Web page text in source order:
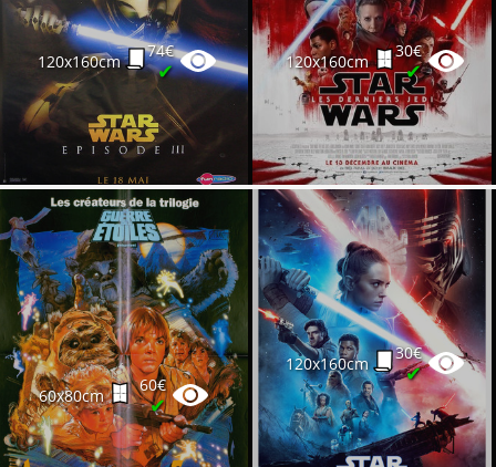
120x160cm
74€
✔ 120x160cm
30€
✔
60x80cm
60€
✔
120x160cm
30€
✔